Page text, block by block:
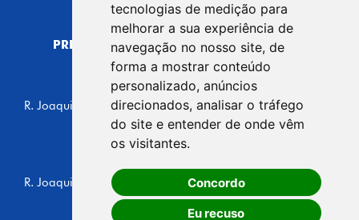
tecnologias de medição para
melhorar a sua experiência de
navegação no nosso site, de
forma a mostrar conteúdo
personalizado, anúncios
direcionados, analisar o tráfego
do site e entender de onde vêm
os visitantes.
Concordo
Eu recuso
PREFEITURA MUNICIPAL DE CARAPICUÍBA
CNPJ: 44.892.693/0001-40
CENTRO ADMINISTRATIVO
R. Joaquim das Neves, 211 - Vila Caldas, Carapicuíba/SP
CEP: 06310-030, Brasil
Telefone: 4164-5500
GABINETE DO PREFEITO
R. Joaquim das Neves, 205 - Vila Caldas, Carapicuíba/SP
CEP: 06310-030, Brasil